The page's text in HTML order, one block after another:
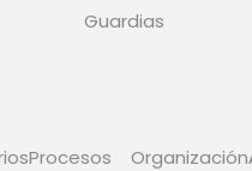
Guardias
Procesos
Organización